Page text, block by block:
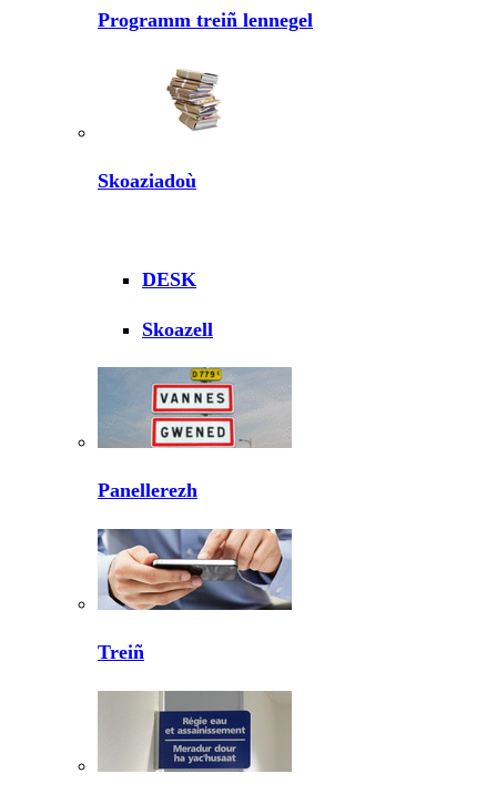
Programm treiñ lennegel
Skoaziadoù
DESK
Skoazell
Panellerezh
Treiñ